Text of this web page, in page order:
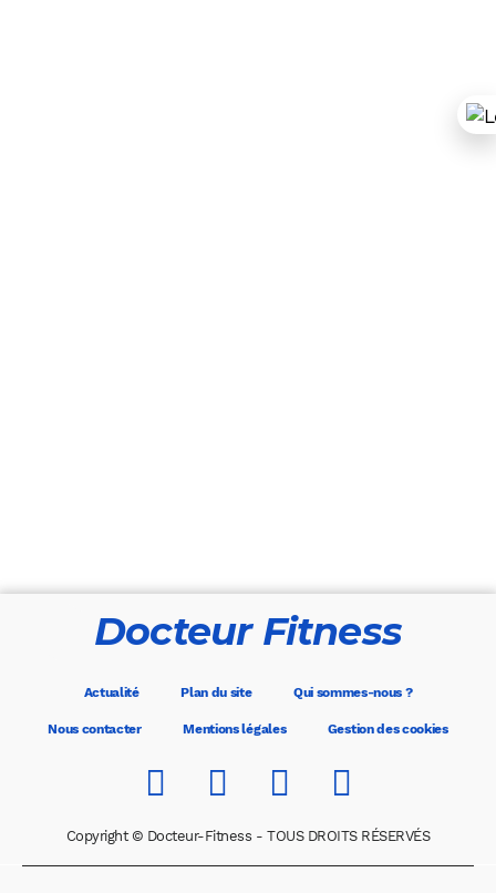
Docteur Fitness
Actualité Plan du site Qui sommes-nous ?
Nous contacter Mentions légales Gestion des cookies
Copyright © Docteur-Fitness - TOUS DROITS RÉSERVÉS